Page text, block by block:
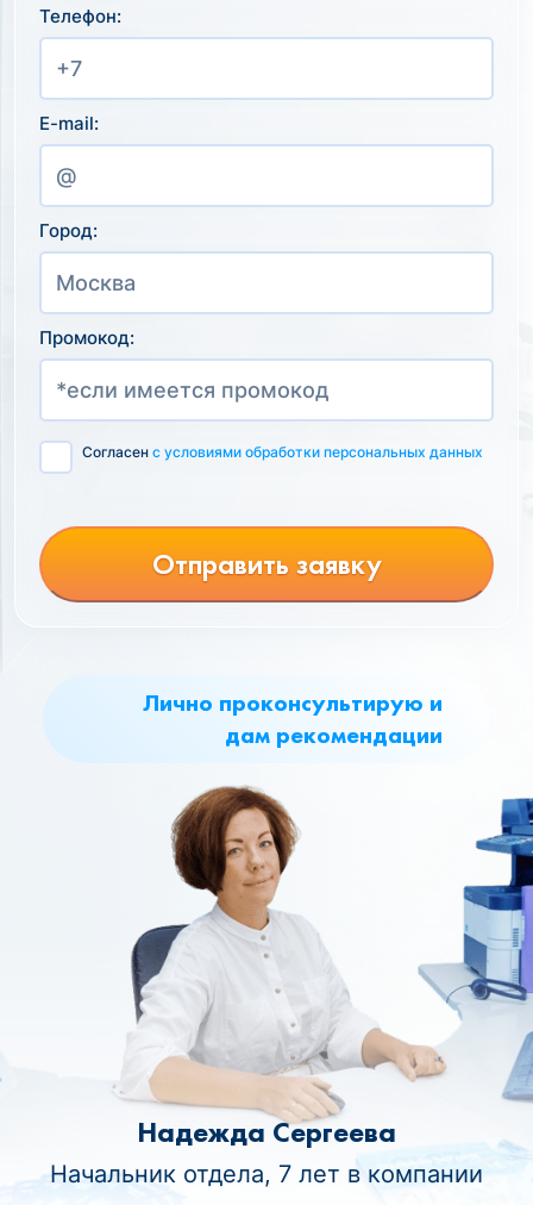
Лично проконсультирую и
дам рекомендации
Надежда Сергеева
Начальник отдела, 7 лет в компании
Телефон:
E-mail:
Город:
Промокод:
Согласен с условиями обработки персональных данных
Отправить заявку